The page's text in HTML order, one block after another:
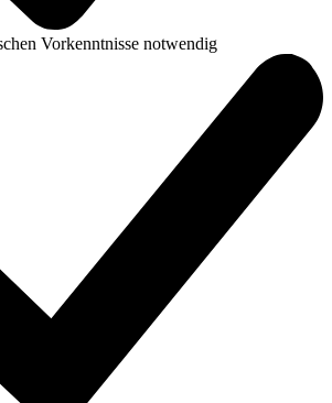
Vorkenntnisse notwendig